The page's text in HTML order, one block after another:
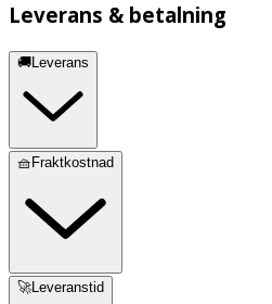
Leverans & betalning
🚚Leverans
🧺Fraktkostnad
🚀Leveranstid